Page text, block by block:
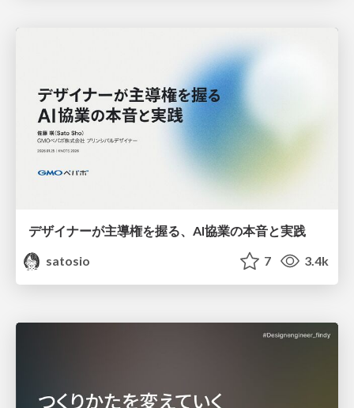
デザイナーが主導権を握る、AI協業の本音と実践
satosio
7 3.4k